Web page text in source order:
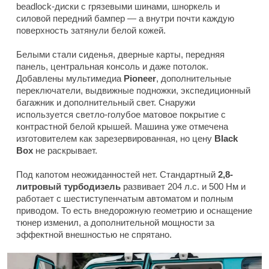
beadlock-диски с грязевыми шинами, шноркель и
силовой передний бампер — а внутри почти каждую
поверхность затянули белой кожей.
Белыми стали сиденья, дверные карты, передняя
панель, центральная консоль и даже потолок.
Добавлены мультимедиа Pioneer, дополнительные
переключатели, выдвижные подножки, экспедиционный
багажник и дополнительный свет. Снаружи
используется светло-голубое матовое покрытие с
контрастной белой крышей. Машина уже отмечена
изготовителем как зарезервированная, но цену Black
Box не раскрывает.
Под капотом неожиданностей нет. Стандартный 2,8-
литровый турбодизель развивает 204 л.с. и 500 Нм и
работает с шестиступенчатым автоматом и полным
приводом. То есть внедорожную геометрию и оснащение
тюнер изменил, а дополнительной мощности за
эффектной внешностью не спрятано.